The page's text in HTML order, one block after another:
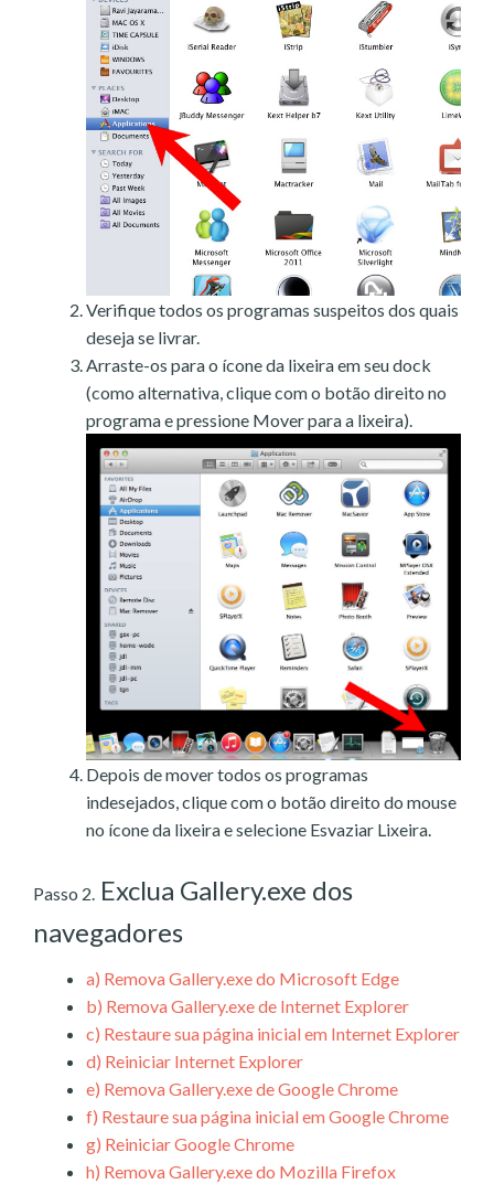
Verifique todos os programas suspeitos dos quais
deseja se livrar.
Arraste-os para o ícone da lixeira em seu dock
(como alternativa, clique com o botão direito no
programa e pressione Mover para a lixeira).
Depois de mover todos os programas
indesejados, clique com o botão direito do mouse
no ícone da lixeira e selecione Esvaziar Lixeira.
Passo 2. Exclua Gallery.exe dos
navegadores
a) Remova Gallery.exe do Microsoft Edge
b) Remova Gallery.exe de Internet Explorer
c) Restaure sua página inicial em Internet Explorer
d) Reiniciar Internet Explorer
e) Remova Gallery.exe de Google Chrome
f) Restaure sua página inicial em Google Chrome
g) Reiniciar Google Chrome
h) Remova Gallery.exe do Mozilla Firefox